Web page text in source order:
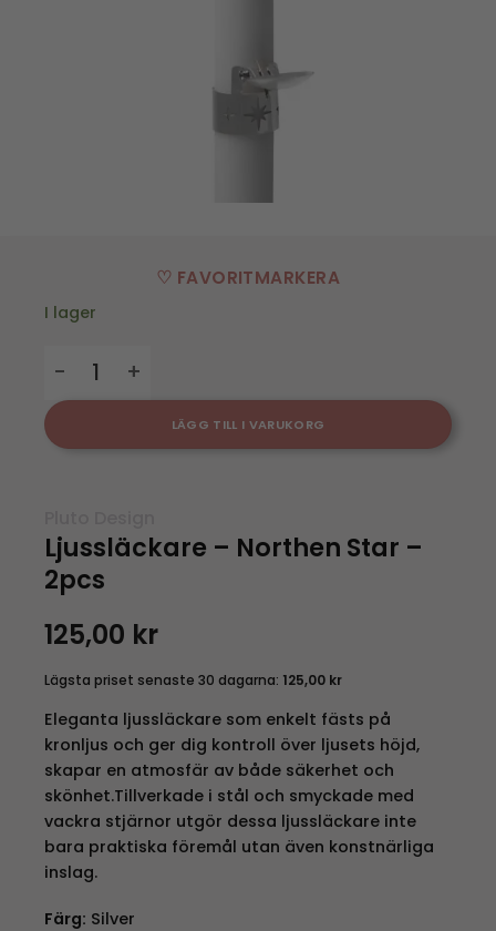
♡ FAVORITMARKERA
I lager
LÄGG TILL I VARUKORG
Ljussläckare – Northen Star –
2pcs
125,00 kr
Lägsta priset senaste 30 dagarna: 125,00 kr
Eleganta ljussläckare som enkelt fästs på
kronljus och ger dig kontroll över ljusets höjd,
skapar en atmosfär av både säkerhet och
skönhet.Tillverkade i stål och smyckade med
vackra stjärnor utgör dessa ljussläckare inte
bara praktiska föremål utan även konstnärliga
inslag.
Färg: Silver